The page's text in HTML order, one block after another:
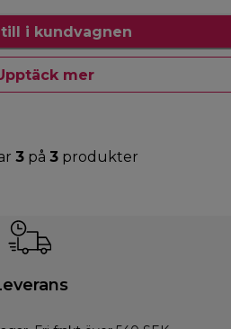
i kundvagnen
mer
3 på 3 produkter